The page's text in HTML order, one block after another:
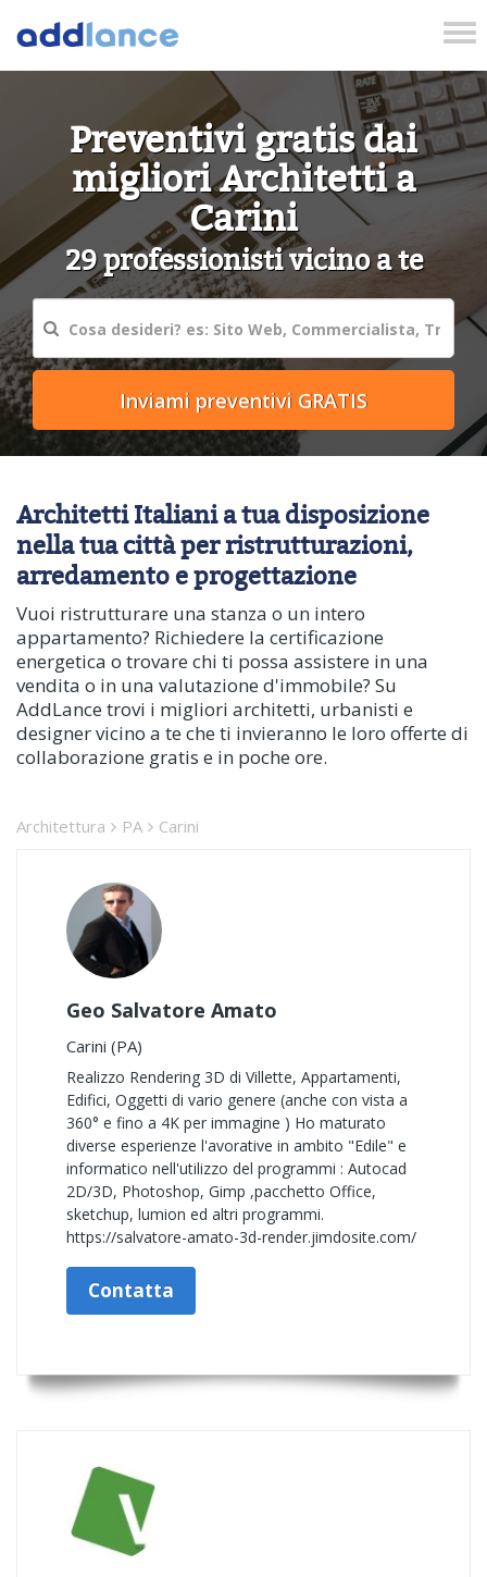
Preventivi gratis dai
migliori Architetti a
Carini
29 professionisti vicino a te
Architetti Italiani a tua disposizione
nella tua città per ristrutturazioni,
arredamento e progettazione
Vuoi ristrutturare una stanza o un intero
appartamento? Richiedere la certificazione
energetica o trovare chi ti possa assistere in una
vendita o in una valutazione d'immobile? Su
AddLance trovi i migliori architetti, urbanisti e
designer vicino a te che ti invieranno le loro offerte di
collaborazione gratis e in poche ore.
Architettura PA Carini
Geo Salvatore Amato
Carini (PA)
Realizzo Rendering 3D di Villette, Appartamenti,
Edifici, Oggetti di vario genere (anche con vista a
360° e fino a 4K per immagine ) Ho maturato
diverse esperienze l'avorative in ambito "Edile" e
informatico nell'utilizzo del programmi : Autocad
2D/3D, Photoshop, Gimp ,pacchetto Office,
sketchup, lumion ed altri programmi.
https://salvatore-amato-3d-render.jimdosite.com/
Contatta